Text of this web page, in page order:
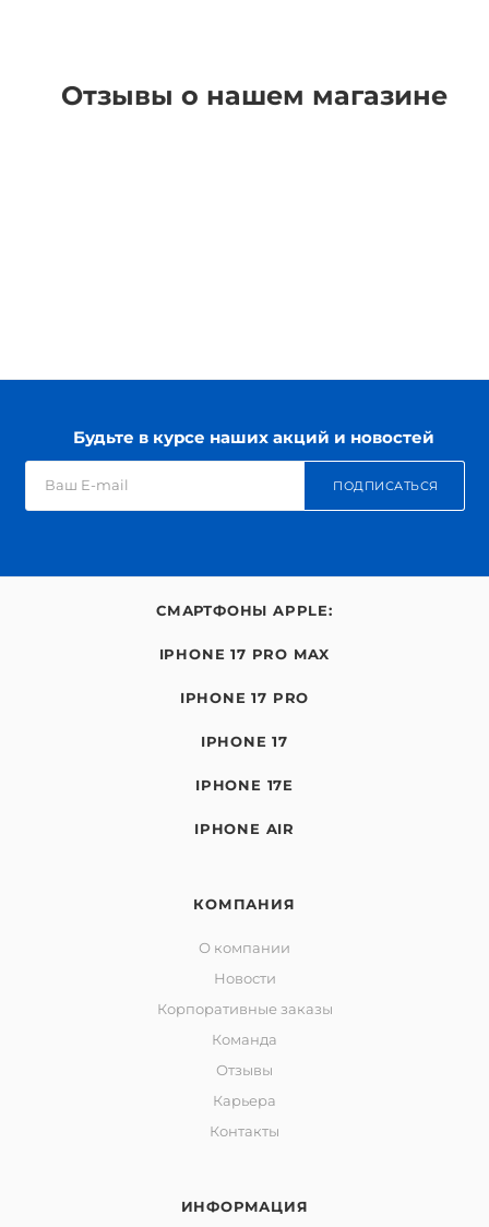
Отзывы о нашем магазине
Будьте в курсе наших акций и новостей
ПОДПИСАТЬСЯ
СМАРТФОНЫ APPLE:
IPHONE 17 PRO MAX
IPHONE 17 PRO
IPHONE 17
IPHONE 17E
IPHONE AIR
КОМПАНИЯ
О компании
Новости
Корпоративные заказы
Команда
Отзывы
Карьера
Контакты
ИНФОРМАЦИЯ